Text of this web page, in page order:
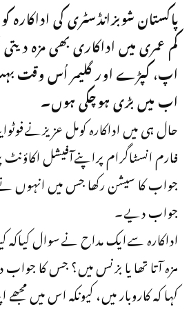
پاکستان شوبزانڈسٹری کی
کم عمری میں اداکاری بھی مزہ
اپ، کپڑے اور گلیمر اُس وقت
اب میں بڑی ہوچکی ہوں۔
حال ہی میں اداکارہ کومل
فارم انسٹاگرام پراپنےآفیشل
جواب کا سیشن رکھا جس میں
جواب دیے۔
اداکارہ سےایک مداح نےسوال کیاکہ
مزہ آتا تھا یا بزنس میں؟ جس کا
کہا کہ کاروبار میں، کیونکہ اس میں